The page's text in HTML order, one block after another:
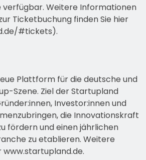
verfügbar. Weitere Informationen
Ticketbuchung finden Sie hier
#tickets).
Plattform für die deutsche und
Szene. Ziel der Startupland
Investor:innen und
die Innovationskraft
fördern und einen jährlichen
zu etablieren. Weitere